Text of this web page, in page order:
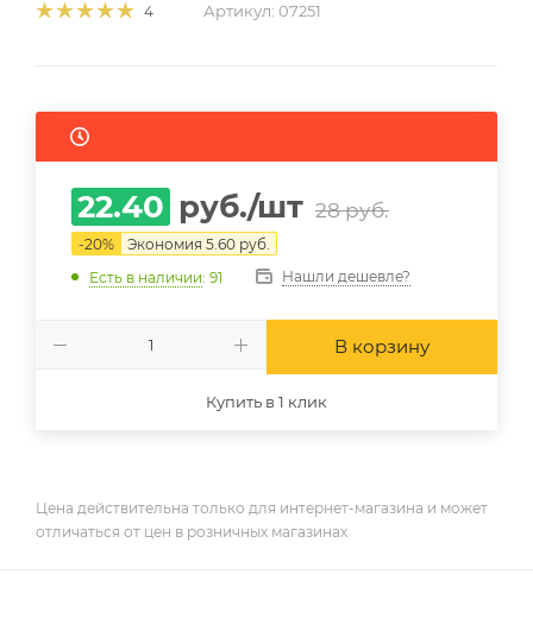
4 Артикул: 07251
22.40 руб./шт 28руб.
-20% Экономия 5.60 руб.
Есть в наличии: 91 Нашли дешевле?
В корзину
Купить в 1 клик
Цена действительна только для интернет-магазина и может
отличаться от цен в розничных магазинах